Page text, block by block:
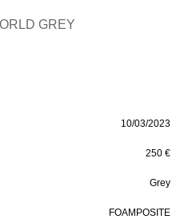
GREY
10/03/2023
250 €
Grey
FOAMPOSITE